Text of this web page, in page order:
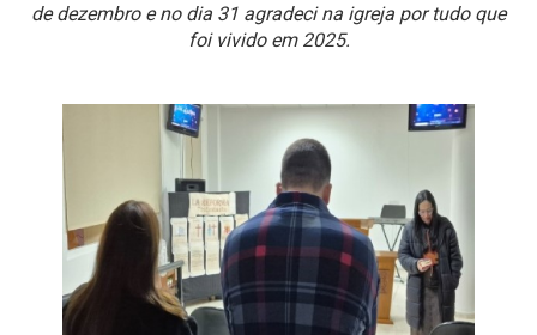
de dezembro e no dia 31 agradeci na igreja por tudo que
foi vivido em 2025.